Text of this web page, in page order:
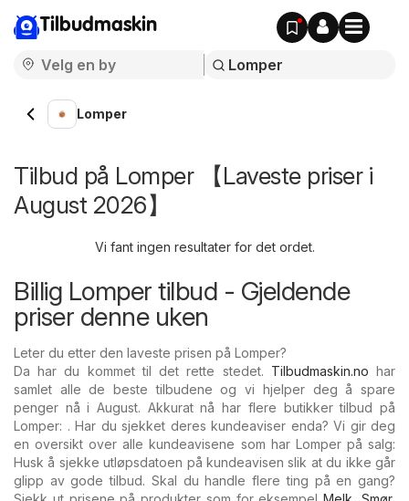
Tilbudmaskin
Lomper
Tilbud på Lomper 【Laveste priser i
August 2026】
Vi fant ingen resultater for det ordet.
Billig Lomper tilbud - Gjeldende
priser denne uken
Leter du etter den laveste prisen på Lomper?
Da har du kommet til det rette stedet. Tilbudmaskin.no har
samlet alle de beste tilbudene og vi hjelper deg å spare
penger nå i August. Akkurat nå har flere butikker tilbud på
Lomper: . Har du sjekket deres kundeaviser enda? Vi gir deg
en oversikt over alle kundeavisene som har Lomper på salg:
Husk å sjekke utløpsdatoen på kundeavisen slik at du ikke går
glipp av gode tilbud. Skal du handle flere ting på en gang?